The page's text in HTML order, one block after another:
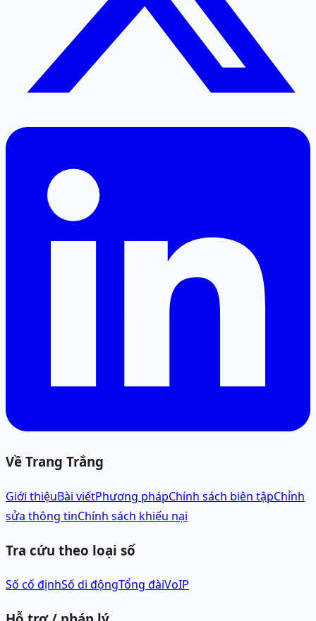
Về Trang Trắng
Giới thiệuBài viếtPhương phápChính sách biên tậpChỉnh
sửa thông tinChính sách khiếu nại
Tra cứu theo loại số
Số cố địnhSố di độngTổng đàiVoIP